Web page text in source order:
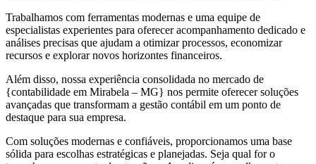
Trabalhamos com ferramentas modernas e uma equipe de
especialistas experientes para oferecer acompanhamento dedicado e
análises precisas que ajudam a otimizar processos, economizar
recursos e explorar novos horizontes financeiros.
Além disso, nossa experiência consolidada no mercado de
{contabilidade em Mirabela – MG} nos permite oferecer soluções
avançadas que transformam a gestão contábil em um ponto de
destaque para sua empresa.
Com soluções modernas e confiáveis, proporcionamos uma base
sólida para escolhas estratégicas e planejadas. Seja qual for o